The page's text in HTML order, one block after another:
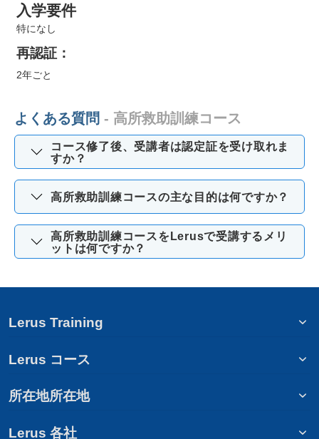
入学要件
特になし
再認証：
2年ごと
よくある質問 - 高所救助訓練コース
コース修了後、受講者は認定証を受け取れま
すか？
高所救助訓練コースの主な目的は何ですか？
高所救助訓練コースをLerusで受講するメリ
ットは何ですか？
Lerus Training
Lerus コース
所在地所在地
Lerus 各社